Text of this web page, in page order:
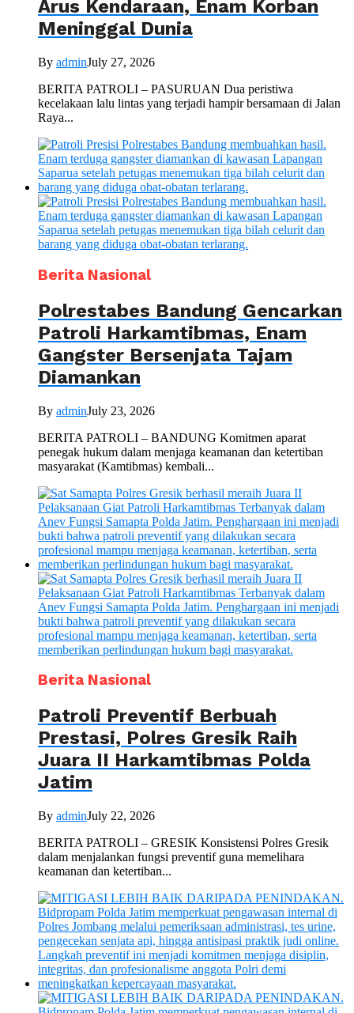
Arus Kendaraan, Enam Korban
Meninggal Dunia
By adminJuly 27, 2026
BERITA PATROLI – PASURUAN Dua peristiwa
kecelakaan lalu lintas yang terjadi hampir bersamaan di Jalan
Raya...
Berita Nasional
Polrestabes Bandung Gencarkan
Patroli Harkamtibmas, Enam
Gangster Bersenjata Tajam
Diamankan
By adminJuly 23, 2026
BERITA PATROLI – BANDUNG Komitmen aparat
penegak hukum dalam menjaga keamanan dan ketertiban
masyarakat (Kamtibmas) kembali...
Berita Nasional
Patroli Preventif Berbuah
Prestasi, Polres Gresik Raih
Juara II Harkamtibmas Polda
Jatim
By adminJuly 22, 2026
BERITA PATROLI – GRESIK Konsistensi Polres Gresik
dalam menjalankan fungsi preventif guna memelihara
keamanan dan ketertiban...